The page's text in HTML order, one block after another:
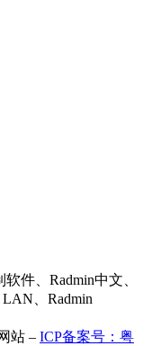
件、Radmin中文、
LAN、Radmin
站 – ICP备案号：粤